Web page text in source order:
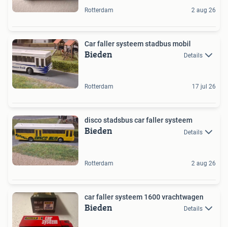
Rotterdam 2 aug 26
Car faller systeem stadbus mobil
Bieden Details
Rotterdam 17 jul 26
disco stadsbus car faller systeem
Bieden Details
Rotterdam 2 aug 26
car faller systeem 1600 vrachtwagen
Bieden Details